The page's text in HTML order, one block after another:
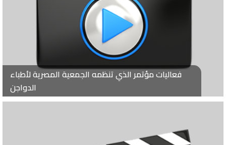
فعاليات مؤتمر الذي تنظمه الجمعية المصرية لأطباء
الدواجن